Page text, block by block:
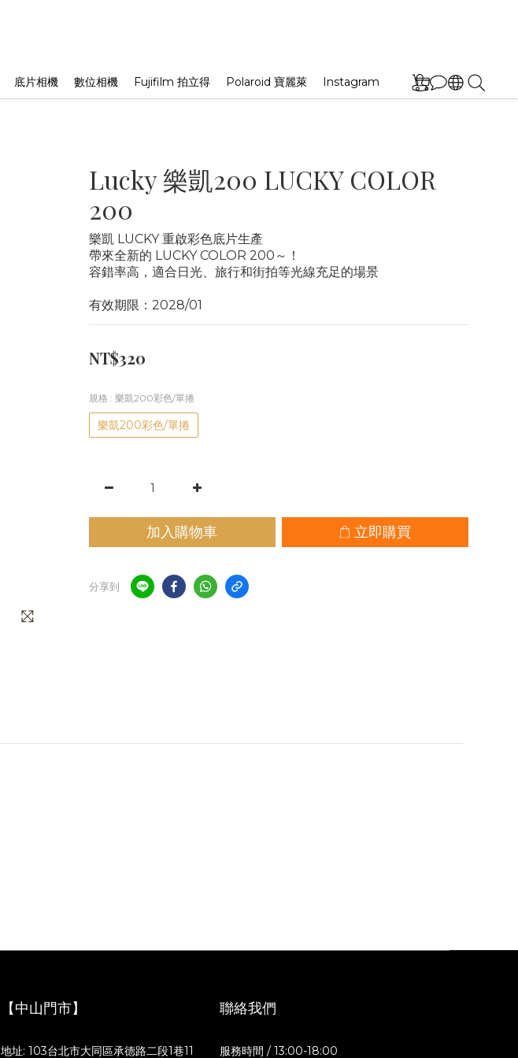
底片相機 數位相機 Fujifilm 拍立得 Polaroid 寶麗萊 Instagram
Lucky 樂凱200 LUCKY COLOR
200
樂凱 LUCKY 重啟彩色底片生產
帶來全新的 LUCKY COLOR 200～！
容錯率高，適合日光、旅行和街拍等光線充足的場景
有效期限：2028/01
NT$320
規格 : 樂凱200彩色/單捲
樂凱200彩色/單捲
加入購物車 立即購買
分享到
【中山門市】
地址: 103台北市大同區承德路二段1巷11
聯絡我們
服務時間 / 13:00-18:00